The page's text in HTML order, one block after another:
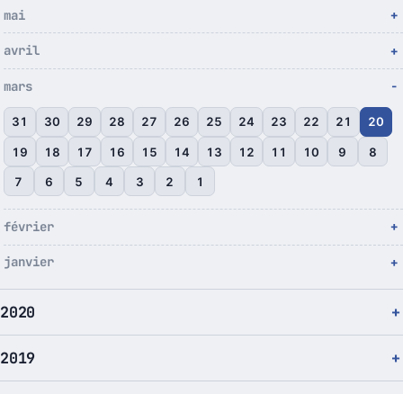
mai
avril
mars
31 30 29 28 27 26 25 24 23 22 21 20
19 18 17 16 15 14 13 12 11 10 9 8
7 6 5 4 3 2 1
février
janvier
2020
2019